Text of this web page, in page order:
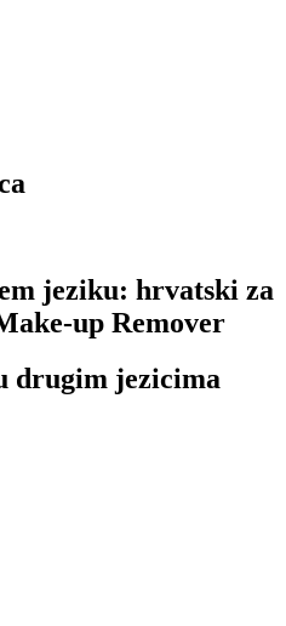
jeziku: hrvatski za
up Remover
drugim jezicima